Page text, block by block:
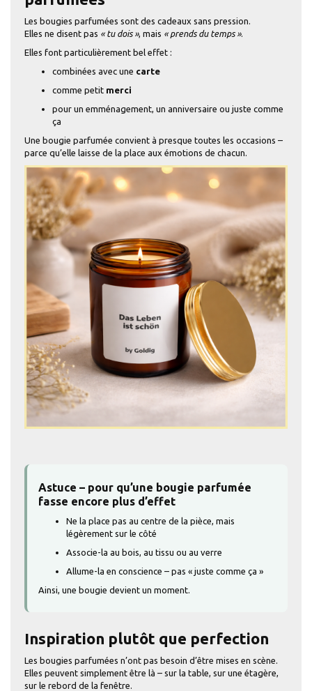
Les bougies parfumées sont des cadeaux sans pression.
Elles ne disent pas « tu dois », mais « prends du temps ».
Elles font particulièrement bel effet :
combinées avec une carte
comme petit merci
pour un emménagement, un anniversaire ou juste comme
ça
Une bougie parfumée convient à presque toutes les occasions –
parce qu’elle laisse de la place aux émotions de chacun.
Astuce – pour qu’une bougie parfumée
fasse encore plus d’effet
Ne la place pas au centre de la pièce, mais
légèrement sur le côté
Associe-la au bois, au tissu ou au verre
Allume-la en conscience – pas « juste comme ça »
Ainsi, une bougie devient un moment.
Inspiration plutôt que perfection
Les bougies parfumées n’ont pas besoin d’être mises en scène.
Elles peuvent simplement être là – sur la table, sur une étagère,
sur le rebord de la fenêtre.